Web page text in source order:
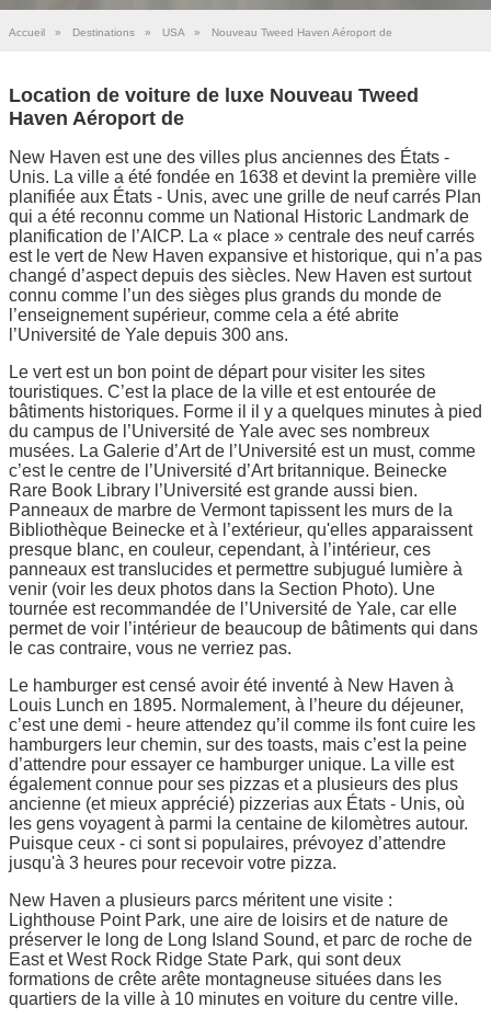
Accueil » Destinations » USA » Nouveau Tweed Haven Aéroport de
Location de voiture de luxe Nouveau Tweed
Haven Aéroport de
New Haven est une des villes plus anciennes des États -
Unis. La ville a été fondée en 1638 et devint la première ville
planifiée aux États - Unis, avec une grille de neuf carrés Plan
qui a été reconnu comme un National Historic Landmark de
planification de l’AICP. La « place » centrale des neuf carrés
est le vert de New Haven expansive et historique, qui n’a pas
changé d’aspect depuis des siècles. New Haven est surtout
connu comme l’un des sièges plus grands du monde de
l’enseignement supérieur, comme cela a été abrite
l’Université de Yale depuis 300 ans.
Le vert est un bon point de départ pour visiter les sites
touristiques. C’est la place de la ville et est entourée de
bâtiments historiques. Forme il il y a quelques minutes à pied
du campus de l’Université de Yale avec ses nombreux
musées. La Galerie d’Art de l’Université est un must, comme
c’est le centre de l’Université d’Art britannique. Beinecke
Rare Book Library l’Université est grande aussi bien.
Panneaux de marbre de Vermont tapissent les murs de la
Bibliothèque Beinecke et à l’extérieur, qu'elles apparaissent
presque blanc, en couleur, cependant, à l’intérieur, ces
panneaux est translucides et permettre subjugué lumière à
venir (voir les deux photos dans la Section Photo). Une
tournée est recommandée de l’Université de Yale, car elle
permet de voir l’intérieur de beaucoup de bâtiments qui dans
le cas contraire, vous ne verriez pas.
Le hamburger est censé avoir été inventé à New Haven à
Louis Lunch en 1895. Normalement, à l’heure du déjeuner,
c’est une demi - heure attendez qu’il comme ils font cuire les
hamburgers leur chemin, sur des toasts, mais c’est la peine
d’attendre pour essayer ce hamburger unique. La ville est
également connue pour ses pizzas et a plusieurs des plus
ancienne (et mieux apprécié) pizzerias aux États - Unis, où
les gens voyagent à parmi la centaine de kilomètres autour.
Puisque ceux - ci sont si populaires, prévoyez d’attendre
jusqu'à 3 heures pour recevoir votre pizza.
New Haven a plusieurs parcs méritent une visite :
Lighthouse Point Park, une aire de loisirs et de nature de
préserver le long de Long Island Sound, et parc de roche de
East et West Rock Ridge State Park, qui sont deux
formations de crête arête montagneuse situées dans les
quartiers de la ville à 10 minutes en voiture du centre ville.